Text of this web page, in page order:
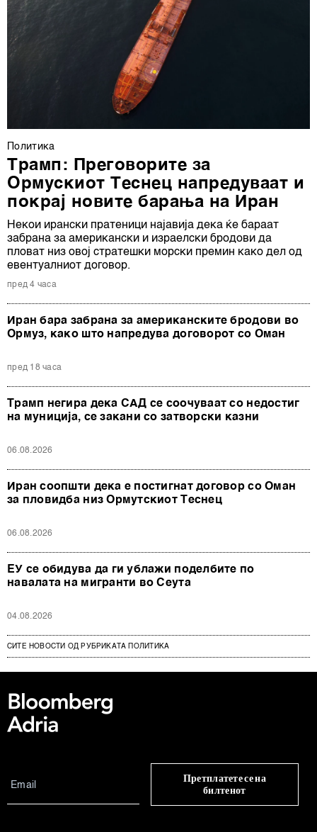
Политика
Трамп: Преговорите за
Ормускиот Теснец напредуваат и
покрај новите барања на Иран
Некои ирански пратеници најавија дека ќе бараат
забрана за американски и израелски бродови да
пловат низ овој стратешки морски премин како дел од
евентуалниот договор.
пред 4 часа
Иран бара забрана за американските бродови во
Ормуз, како што напредува договорот со Оман
пред 18 часа
Трамп негира дека САД се соочуваат со недостиг
на муниција, се закани со затворски казни
06.08.2026
Иран соопшти дека е постигнат договор со Оман
за пловидба низ Ормутскиот Теснец
06.08.2026
ЕУ се обидува да ги ублажи поделбите по
навалата на мигранти во Сеута
04.08.2026
СИТЕ НОВОСТИ ОД РУБРИКАТА ПОЛИТИКА
Претплатете се на
билтенот